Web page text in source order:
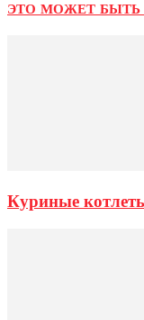
ЭТО МОЖЕТ БЫТЬ
Куриные